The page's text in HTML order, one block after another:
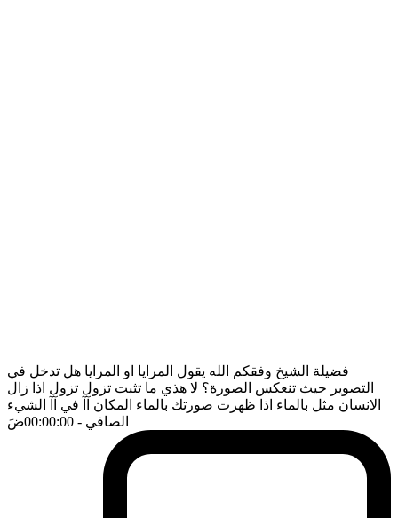
فضيلة الشيخ وفقكم الله يقول المرايا او المرايا هل تدخل في
التصوير حيث تنعكس الصورة؟ لا هذي ما تثبت تزول تزول اذا زال
الانسان مثل بالماء اذا ظهرت صورتك بالماء المكان آآ في آآ الشيء
الصافي - 00:00:00 ضَ